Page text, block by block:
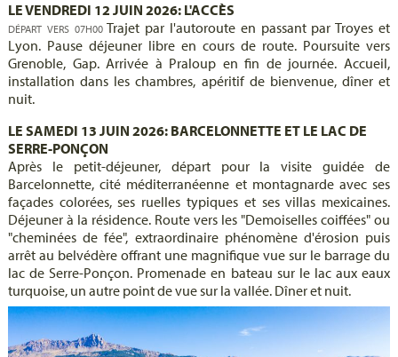
LE VENDREDI 12 JUIN 2026: L'ACCÈS
DÉPART VERS 07H00Trajet par l'autoroute en passant par Troyes et
Lyon. Pause déjeuner libre en cours de route. Poursuite vers
Grenoble, Gap. Arrivée à Praloup en fin de journée. Accueil,
installation dans les chambres, apéritif de bienvenue, dîner et
nuit.
LE SAMEDI 13 JUIN 2026: BARCELONNETTE ET LE LAC DE
SERRE-PONÇON
Après le petit-déjeuner, départ pour la visite guidée de
Barcelonnette, cité méditerranéenne et montagnarde avec ses
façades colorées, ses ruelles typiques et ses villas mexicaines.
Déjeuner à la résidence. Route vers les "Demoiselles coiffées" ou
"cheminées de fée", extraordinaire phénomène d'érosion puis
arrêt au belvédère offrant une magnifique vue sur le barrage du
lac de Serre-Ponçon. Promenade en bateau sur le lac aux eaux
turquoise, un autre point de vue sur la vallée. Dîner et nuit.